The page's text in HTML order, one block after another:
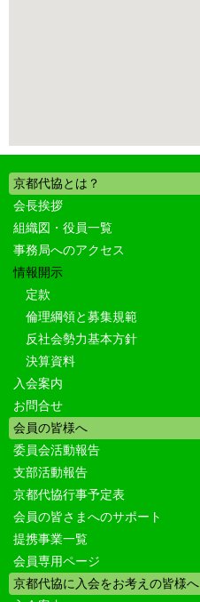
京都代協とは？
会長挨拶
組織図・役員一覧
事務局へのアクセス
情報開示
定款
倫理綱領と募集規範
反社会勢力基本方針
決算資料
入会案内
お問合せ
会員の皆様へ
委員会活動報告
支部活動報告
京都代協行事予定表
会員の皆さまへのサポート
提携事業一覧
会員専用ページ
京都代協に入会をお考えの皆様へ